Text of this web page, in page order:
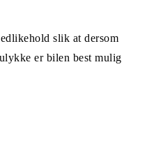
slik at dersom
er bilen best mulig